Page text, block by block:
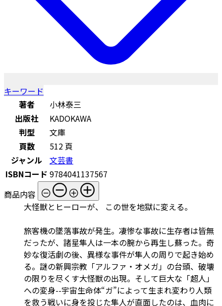
キーワード
著者
小林泰三
出版社
KADOKAWA
判型
文庫
頁数
512 頁
ジャンル
文芸書
ISBNコード 9784041137567
商品内容
大怪獣とヒーローが、 この世を地獄に変える。
旅客機の墜落事故が発生。凄惨な事故に生存者は皆無
だったが、諸星隼人は一本の腕から再生し蘇った。奇
妙な復活劇の後、異様な事件が隼人の周りで起き始め
る。謎の新興宗教「アルファ・オメガ」の台頭、破壊
の限りを尽くす大怪獣の出現。そして巨大な「超人」
への変身--宇宙生命体“ガ”によって生まれ変わり人類
を救う戦いに身を投じた隼人が直面したのは、血肉に